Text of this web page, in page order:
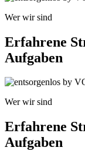
Wer wir sind
Erfahrene
Aufgaben
Wer wir sind
Erfahrene
Aufgaben